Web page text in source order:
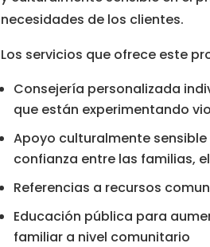
necesidades de los clientes.
Los servicios que ofrece este
Consejería personalizada
que están experimentando
Apoyo culturalmente
confianza entre las familias,
Referencias a recursos
Educación pública para
familiar a nivel comunitario